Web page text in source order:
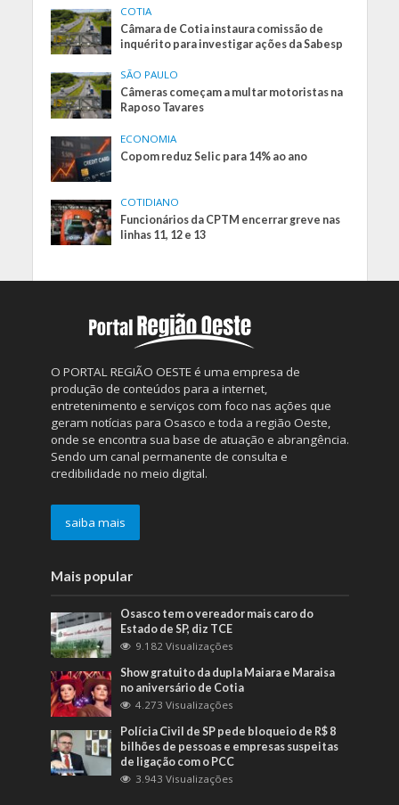
COTIA
Câmara de Cotia instaura comissão de
inquérito para investigar ações da Sabesp
SÃO PAULO
Câmeras começam a multar motoristas na
Raposo Tavares
ECONOMIA
Copom reduz Selic para 14% ao ano
COTIDIANO
Funcionários da CPTM encerrar greve nas
linhas 11, 12 e 13
O PORTAL REGIÃO OESTE é uma empresa de
produção de conteúdos para a internet,
entretenimento e serviços com foco nas ações que
geram notícias para Osasco e toda a região Oeste,
onde se encontra sua base de atuação e abrangência.
Sendo um canal permanente de consulta e
credibilidade no meio digital.
saiba mais
Mais popular
Osasco tem o vereador mais caro do
Estado de SP, diz TCE
9.182 Visualizações
Show gratuito da dupla Maiara e Maraisa
no aniversário de Cotia
4.273 Visualizações
Polícia Civil de SP pede bloqueio de R$ 8
bilhões de pessoas e empresas suspeitas
de ligação com o PCC
3.943 Visualizações